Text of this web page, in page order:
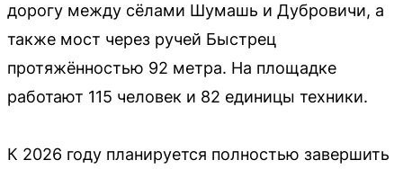
дорогу между сёлами Шумашь и Дубровичи, а
также мост через ручей Быстрец
протяжённостью 92 метра. На площадке
работают 115 человек и 82 единицы техники.
К 2026 году планируется полностью завершить